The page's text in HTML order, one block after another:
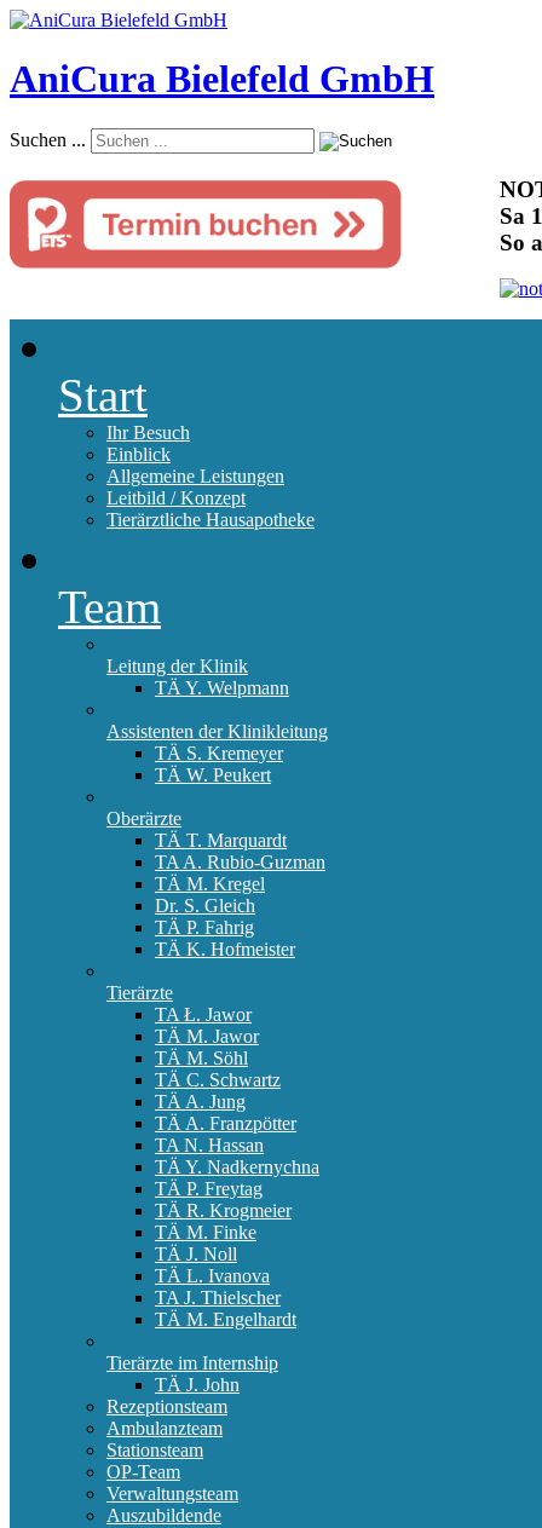
AniCura Bielefeld GmbH
Suchen ...
Sa
So
Start
Ihr Besuch
Einblick
Allgemeine Leistungen
Leitbild / Konzept
Tierärztliche Hausapotheke
Team
Leitung der Klinik
TÄ Y. Welpmann
Assistenten der Klinikleitung
TÄ S. Kremeyer
TÄ W. Peukert
Oberärzte
TÄ T. Marquardt
TA A. Rubio-Guzman
TÄ M. Kregel
Dr. S. Gleich
TÄ P. Fahrig
TÄ K. Hofmeister
Tierärzte
TA Ł. Jawor
TÄ M. Jawor
TÄ M. Söhl
TÄ C. Schwartz
TÄ A. Jung
TÄ A. Franzpötter
TA N. Hassan
TÄ Y. Nadkernychna
TÄ P. Freytag
TÄ R. Krogmeier
TÄ M. Finke
TÄ J. Noll
TÄ L. Ivanova
TA J. Thielscher
TÄ M. Engelhardt
Tierärzte im Internship
TÄ J. John
Rezeptionsteam
Ambulanzteam
Stationsteam
OP-Team
Verwaltungsteam
Auszubildende